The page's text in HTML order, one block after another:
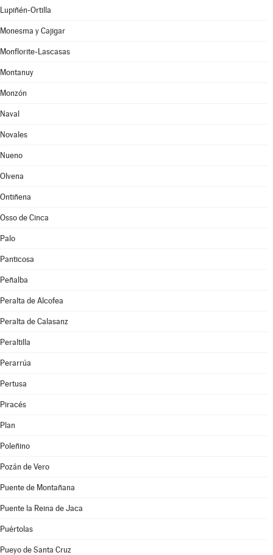
Lupiñén-Ortilla
Monesma y Cajigar
Monflorite-Lascasas
Montanuy
Monzón
Naval
Novales
Nueno
Olvena
Ontiñena
Osso de Cinca
Palo
Panticosa
Peñalba
Peralta de Alcofea
Peralta de Calasanz
Peraltilla
Perarrúa
Pertusa
Piracés
Plan
Poleñino
Pozán de Vero
Puente de Montañana
Puente la Reina de Jaca
Puértolas
Pueyo de Santa Cruz